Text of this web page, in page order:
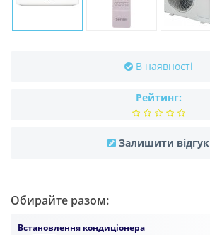
В наявності
Рейтинг:
Залишити відгук
Обирайте разом:
Встановлення кондиціонера